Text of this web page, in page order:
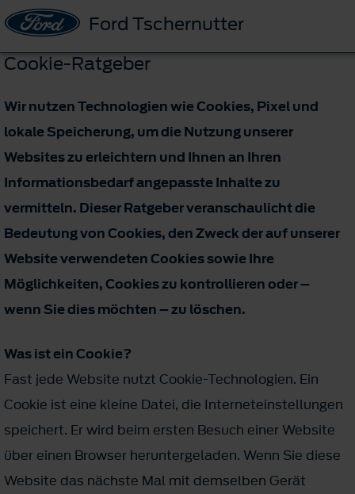
Ford Tschernutter
Cookie-Ratgeber
Wir nutzen Technologien wie Cookies, Pixel und
lokale Speicherung, um die Nutzung unserer
Websites zu erleichtern und Ihnen an Ihren
Informationsbedarf angepasste Inhalte zu
vermitteln. Dieser Ratgeber veranschaulicht die
Bedeutung von Cookies, den Zweck der auf unserer
Website verwendeten Cookies sowie Ihre
Möglichkeiten, Cookies zu kontrollieren oder –
wenn Sie dies möchten – zu löschen.
Was ist ein Cookie?
Fast jede Website nutzt Cookie-Technologien. Ein
Cookie ist eine kleine Datei, die Interneteinstellungen
speichert. Er wird beim ersten Besuch einer Website
über einen Browser heruntergeladen. Wenn Sie diese
Website das nächste Mal mit demselben Gerät